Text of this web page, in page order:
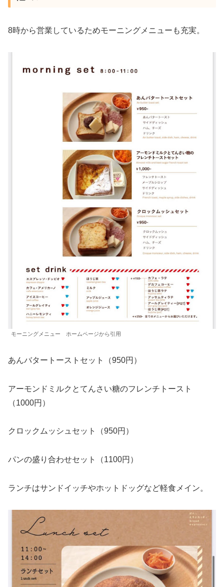
8時から営業しているためモーニングメニューも充実。
モーニングメニュー ホームページから引用
あんバタートーストセット（950円）
アーモンドミルクとてんさい糖のフレンチトースト
（1000円）
クロックムッシュセット（950円）
パンの盛り合わせセット（1100円）
ランチはサンドイッチやホットドッグなど軽食メイン。